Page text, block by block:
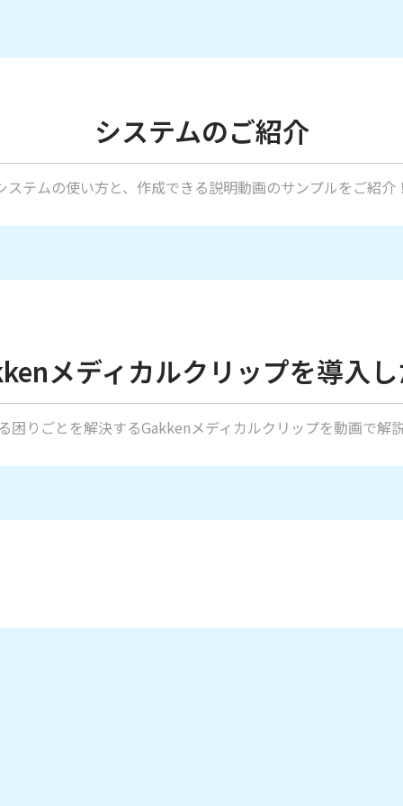
システムのご紹介
ステムの使い方と、作成できる説明動画のサンプルをご紹介！
メディカルクリップを導入し
困りごとを解決するGakkenメディカルクリップを動画で解